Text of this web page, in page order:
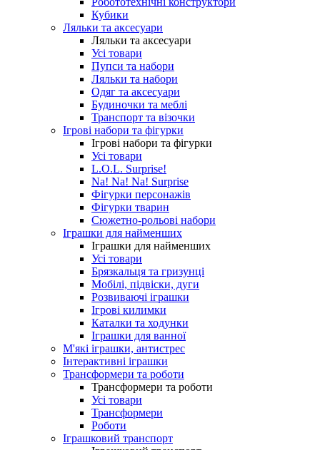
Кубики
Ляльки та аксесуари
Ляльки та аксесуари
Усі товари
Пупси та набори
Ляльки та набори
Одяг та аксесуари
Будиночки та меблі
Транспорт та візочки
Ігрові набори та фігурки
Ігрові набори та фігурки
Усі товари
L.O.L. Surprise!
Na! Na! Na! Surprise
Фігурки персонажів
Фігурки тварин
Сюжетно-рольові набори
Іграшки для найменших
Іграшки для найменших
Усі товари
Брязкальця та гризунці
Мобілі, підвіски, дуги
Розвиваючі іграшки
Ігрові килимки
Каталки та ходунки
Іграшки для ванної
М'які іграшки, антистрес
Інтерактивні іграшки
Трансформери та роботи
Трансформери та роботи
Усі товари
Трансформери
Роботи
Іграшковий транспорт